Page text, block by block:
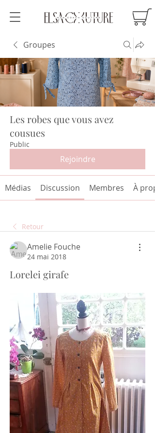
Groupes
Les robes que vous avez
cousues
Public
Rejoindre
Médias Discussion Membres À
Retour
Amelie Fouche
24 mai 2018
Lorelei girafe